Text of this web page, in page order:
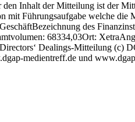
Inhalt der Mitteilung ist der
welche die
des
68334,03Ort:
Dealings-Mitteilung (c)
medientreff.de und